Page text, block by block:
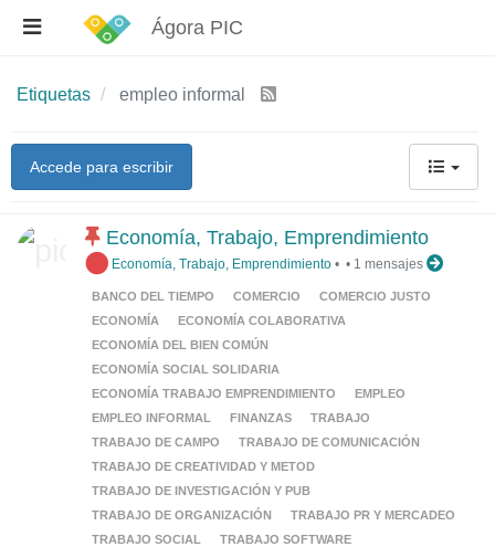
Ágora PIC
Etiquetas empleo informal
Accede para escribir
Economía, Trabajo, Emprendimiento
Economía, Trabajo, Emprendimiento •
BANCO DEL TIEMPO COMERCIO
COMERCIO JUSTO
ECONOMÍA
ECONOMÍA COLABORATIVA
ECONOMÍA DEL BIEN COMÚN
ECONOMÍA SOCIAL SOLIDARIA
ECONOMÍA TRABAJO EMPRENDIMIENTO
EMPLEO
EMPLEO INFORMAL
FINANZAS
TRABAJO
TRABAJO DE CAMPO
TRABAJO DE COMUNICACIÓN
TRABAJO DE CREATIVIDAD Y METOD
TRABAJO DE INVESTIGACIÓN Y PUB
TRABAJO DE ORGANIZACIÓN
TRABAJO PR Y MERCADEO
TRABAJO SOCIAL
TRABAJO SOFTWARE
• 1 mensajes